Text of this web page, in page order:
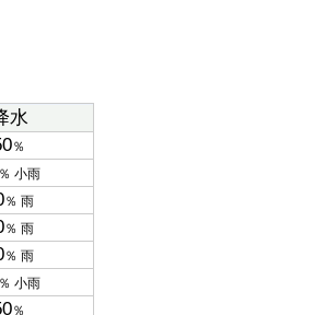
水
％
小雨
％ 雨
％ 雨
％ 雨
小雨
％